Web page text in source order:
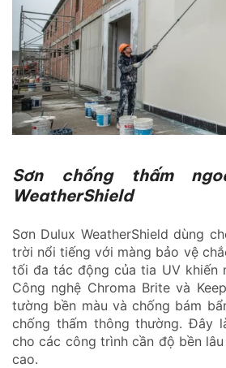
Sơn chống thấm
WeatherShield
Sơn Dulux WeatherShield dùng
trời nổi tiếng với màng bảo vệ
tối đa tác động của tia UV khiến
Công nghệ Chroma Brite và
tường bền màu và chống bám
chống thấm thông thường. Đây
cho các công trình cần độ bền
cao.